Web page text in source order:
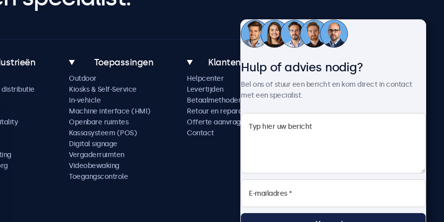
distributie
Toepassingen
Outdoor
Kiosks & Self-Service
In-vehicle
Machine interface (HMI)
Openbare ruimtes
Kassasysteem (POS)
Digital signage
Vergaderruimten
Videobewaking
Toegangscontrole
Klantenservice
Helpcenter
Levertijden
Betaalmethoden
Retour en reparatie
Offerte aanvragen
Contact
Over Beetronics
Nieuws en updates
Werken bij Beetronics
Algemene voorwaarden
Hulp of advies nodig?
Bel ons of stuur een bericht en kom direct in contact
met een specialist.